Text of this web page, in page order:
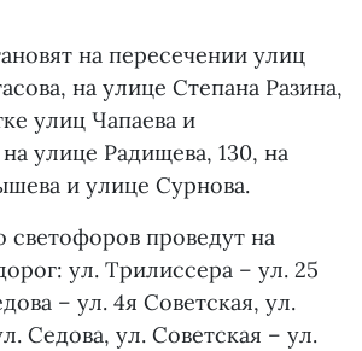
на пересечении улиц
на улице Степана Разина,
улиц Чапаева и
улице Радищева, 130, на
и улице Сурнова.
светофоров проведут на
ул. Трилиссера – ул. 25
– ул. 4я Советская, ул.
Седова, ул. Советская – ул.